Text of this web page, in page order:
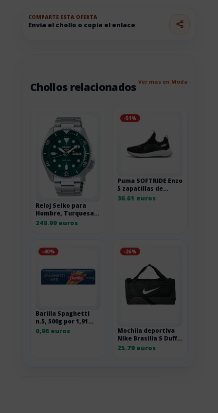
COMPARTE ESTA OFERTA
Envia el chollo o copia el enlace
Chollos relacionados Ver mas en Moda
Reloj Seiko para
Hombre, Turquesa,
Sport, 1K1
249.99 euros
-51%
Puma SOFTRIDE Enzo
5 zapatillas de
correr de carretera
36.61 euros
-40%
Barilla Spaghetti
n.5, 500g por 1,91
euros
0,96 euros
-26%
Mochila deportiva
Nike Brasilia S Duff
41L negra DM3976-
25.79 euros